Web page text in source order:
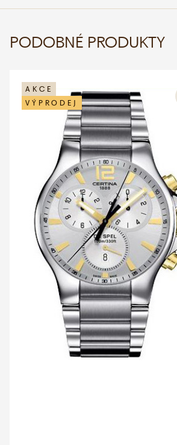
PODOBNÉ PRODUKTY
AKCE
VÝPRODEJ